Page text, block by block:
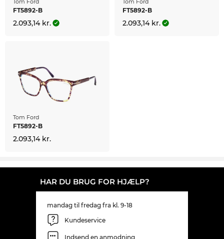
Tom Ford
FT5892-B
2.093,14 kr.
Tom Ford
FT5892-B
2.093,14 kr.
Tom Ford
FT5892-B
2.093,14 kr.
HAR DU BRUG FOR HJÆLP?
mandag til fredag fra kl. 9-18
Kundeservice
Indsend en anmodning